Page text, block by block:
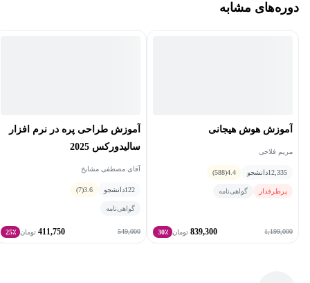
دوره‌های مشابه
آموزش هوش هیجانی
مریم فلاحی
12,335دانشجو 4.4
(588)
پرطرفدار گواهی‌نامه
1,199,000
839,300 تومان 30٪
آموزش طراحی پره در نرم افزار
سالیدورکس 2025
آقای مصطفی مشایخ
122دانشجو 3.6
(7)
گواهی‌نامه
549,000
411,750 تومان 25٪